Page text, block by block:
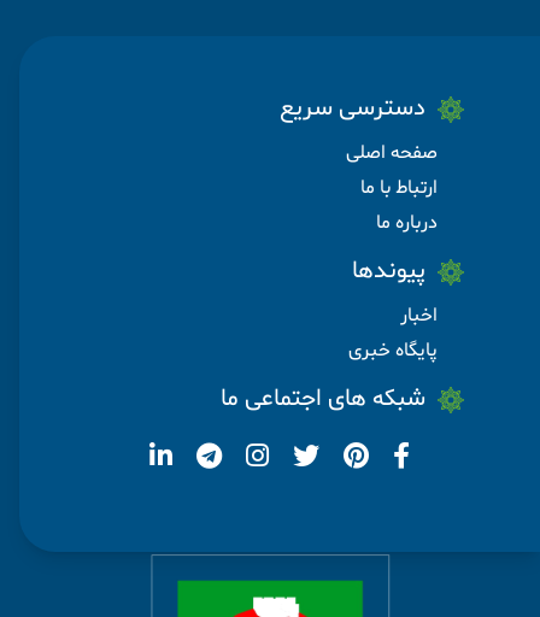
دسترسی سریع
صفحه اصلی
ارتباط با ما
درباره ما
پیوندها
اخبار
پایگاه خبری
شبکه های اجتماعی ما